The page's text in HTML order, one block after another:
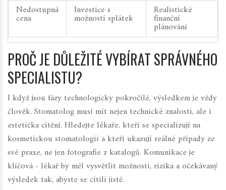
Nedostupná
cena
Investice s
možností splátek
Realistické
finanční
plánování
PROČ JE DŮLEŽITÉ VYBÍRAT SPRÁVNÉHO
SPECIALISTU?
I když jsou fázy technologicky pokročilé, výsledkem je vždy
člověk. Stomatolog musí mít nejen technické znalosti, ale i
estetička cítění. Hledejte lékaře, kteří se specializují na
kosmetickou stomatologii a kteří ukazují reálné případy ze
své praxe, ne jen fotografie z katalogů. Komunikace je
klíčová - lékař by měl vysvětlit možnosti, rizika a očekávaný
výsledek tak, abyste se cítili jistě.